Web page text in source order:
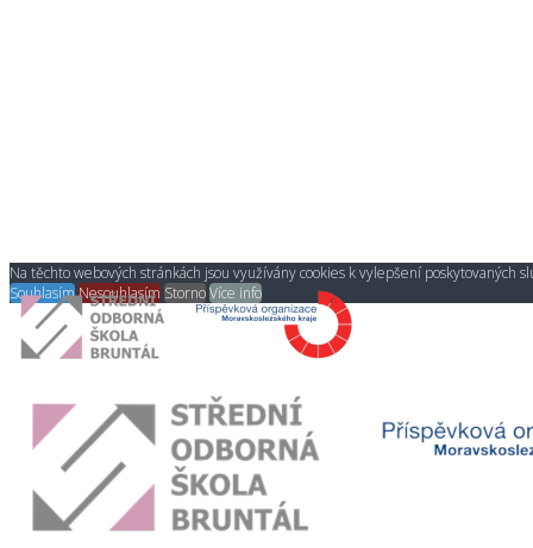
Na těchto webových stránkách jsou využívány cookies k vylepšení
SouhlasímNesouhlasím StornoVíce info